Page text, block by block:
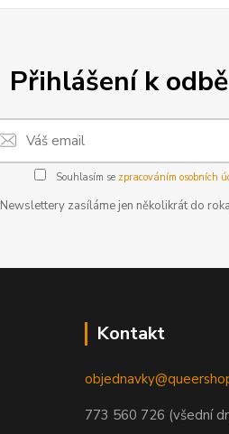
Přihlášení k
Souhlasím se zpracováním osobních
Newslettery zasíláme jen několikrát do
Kontakt
773 560 726 (všední